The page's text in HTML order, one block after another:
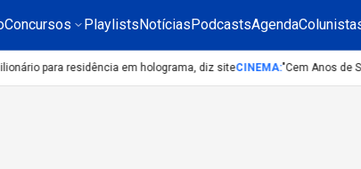
Concursos PlaylistsNotíciasPodcastsAgenda
para residência em holograma, diz siteCINEMA:"Cem Anos de